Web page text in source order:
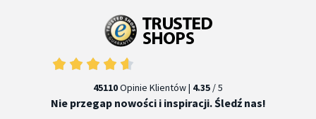
45110Opinie Klientów | 4.35 / 5
Nie przegap nowości i inspiracji. Śledź nas!